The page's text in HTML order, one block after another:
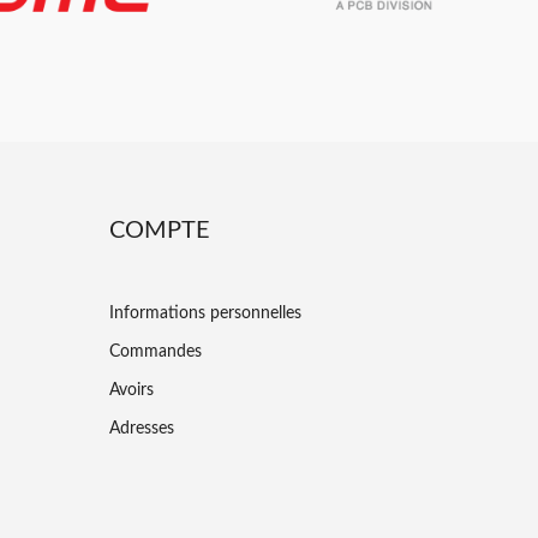
COMPTE
Informations personnelles
Commandes
Avoirs
Adresses